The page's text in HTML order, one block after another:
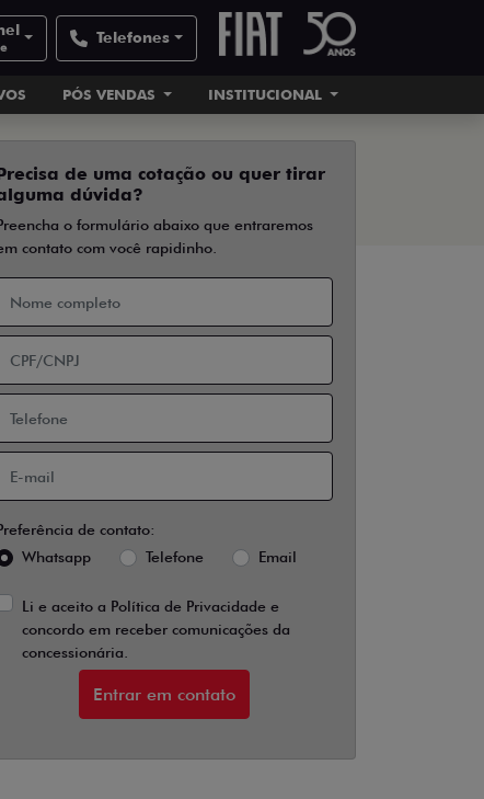
Telefones
PÓS VENDAS INSTITUCIONAL
de uma cotação ou quer tirar
dúvida?
o formulário abaixo que entraremos
contato com você rapidinho.
de contato:
Whatsapp
Telefone Email
Li e aceito a Política de Privacidade e
concordo em receber comunicações da
concessionária.
Entrar em contato